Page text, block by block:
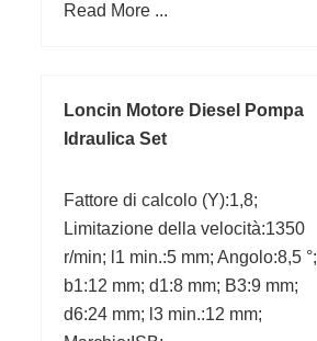
di base (C0):0,755 kN;
Read More ...
Loncin Motore Diesel Pompa
Idraulica Set
Fattore di calcolo (Y):1,8;
Limitazione della velocità:1350
r/min; l1 min.:5 mm; Angolo:8,5 °;
b1:12 mm; d1:8 mm; B3:9 mm;
d6:24 mm; l3 min.:12 mm;